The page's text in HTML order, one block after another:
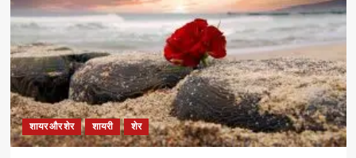
शायर और शेर शायरी शेर